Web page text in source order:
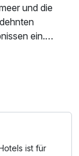
und die
ein.
ist für